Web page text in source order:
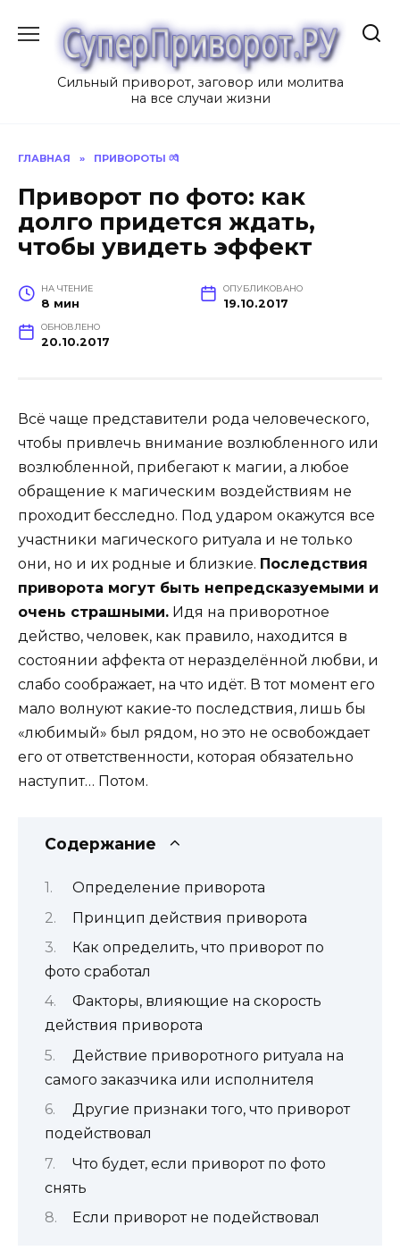
содержанию
Сильный приворот, заговор или молитва
на все случаи жизни
ГЛАВНАЯ » ПРИВОРОТЫ 💏
Приворот по фото: как
долго придется ждать,
чтобы увидеть эффект
НА ЧТЕНИЕ
8 мин
ОПУБЛИКОВАНО
19.10.2017
ОБНОВЛЕНО
20.10.2017
Всё чаще представители рода человеческого,
чтобы привлечь внимание возлюбленного или
возлюбленной, прибегают к магии, а любое
обращение к магическим воздействиям не
проходит бесследно. Под ударом окажутся все
участники магического ритуала и не только
они, но и их родные и близкие. Последствия
приворота могут быть непредсказуемыми и
очень страшными. Идя на приворотное
действо, человек, как правило, находится в
состоянии аффекта от неразделённой любви, и
слабо соображает, на что идёт. В тот момент его
мало волнуют какие-то последствия, лишь бы
«любимый» был рядом, но это не освобождает
его от ответственности, которая обязательно
наступит… Потом.
Содержание
Определение приворота
Принцип действия приворота
Как определить, что приворот по
фото сработал
Факторы, влияющие на скорость
действия приворота
Действие приворотного ритуала на
самого заказчика или исполнителя
Другие признаки того, что приворот
подействовал
Что будет, если приворот по фото
снять
Если приворот не подействовал